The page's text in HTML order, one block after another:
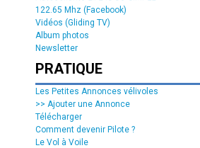
122.65 Mhz (Facebook)
Vidéos (Gliding TV)
Album photos
Newsletter
PRATIQUE
Les Petites Annonces vélivoles
>> Ajouter une Annonce
Télécharger
Comment devenir Pilote ?
Le Vol à Voile